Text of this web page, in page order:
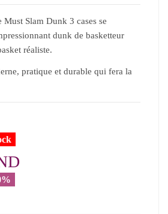
Must Slam Dunk 3 cases se
dunk de basketteur
réaliste.
pratique et durable qui fera la